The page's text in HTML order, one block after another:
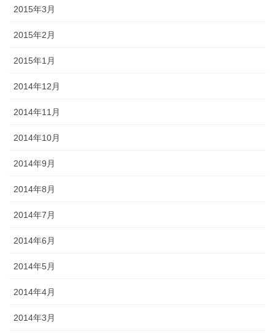
2015年3月
2015年2月
2015年1月
2014年12月
2014年11月
2014年10月
2014年9月
2014年8月
2014年7月
2014年6月
2014年5月
2014年4月
2014年3月